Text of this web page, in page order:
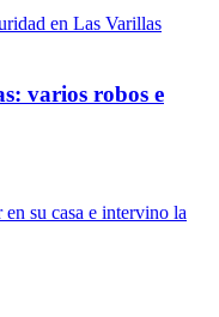
varios robos e